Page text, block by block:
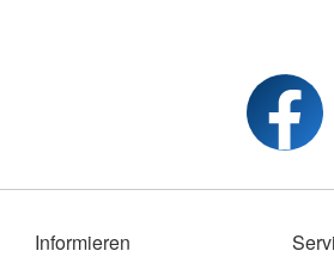
Informieren